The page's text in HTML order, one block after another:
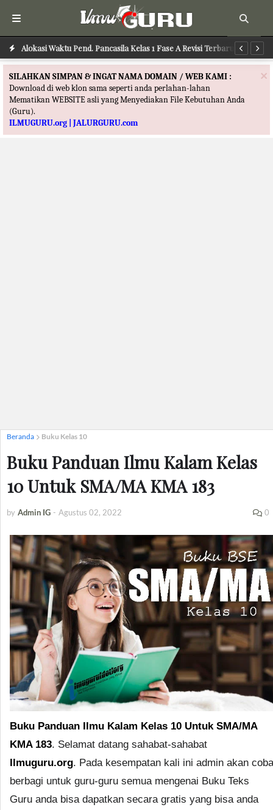
Alokasi Waktu Pend. Pancasila Kelas 1 Fase A Revisi Terbaru
Alokasi Waktu PJOK Kelas 1 Fase A Revisi Terbaru
×
SILAHKAN SIMPAN & INGAT NAMA DOMAIN / WEB KAMI :
Download di web klon sama seperti anda perlahan-lahan
Mematikan WEBSITE asli yang Menyediakan File Kebutuhan Anda
(Guru).
ILMUGURU.org | JALURGURU.com
Beranda Buku Kelas 10
Buku Panduan Ilmu Kalam Kelas
10 Untuk SMA/MA KMA 183
by Admin IG - Agustus 02, 2022 0
Buku Panduan Ilmu Kalam Kelas 10 Untuk SMA/MA
KMA 183. Selamat datang sahabat-sahabat
Ilmuguru.org. Pada kesempatan kali ini admin akan coba
berbagi untuk guru-guru semua mengenai Buku Teks
Guru anda bisa dapatkan secara gratis yang bisa anda